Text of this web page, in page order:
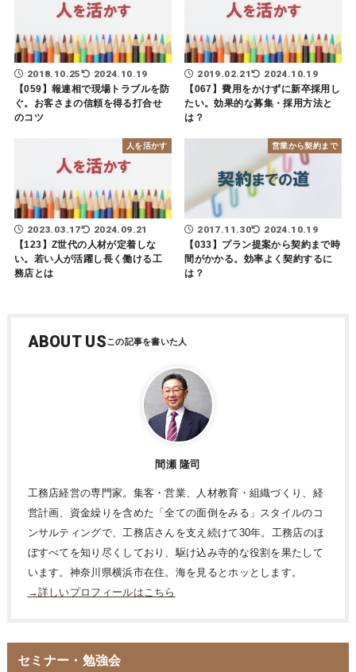
2018.10.25
2024.10.19
【059】報連相で現場トラブルを防
ぐ。お客さまの信頼を得る打合せ
のコツ
2019.02.21
2024.10.19
【067】費用をかけずに新卒採用し
たい。効果的な募集・採用方法と
は？
人を活かす
2023.03.17
2024.09.21
【123】Z世代の人材が定着しな
い。若い人が活躍し長く働ける工
務店とは
営業から契約まで
2017.11.30
2024.10.19
【033】プラン提案から契約まで時
間がかかる。効率よく契約するに
は？
ABOUT US
間瀬 隆司
工務店経営の専門家。集客・営業、人材教育・組織づくり、経
営計画、資金繰りを含めた「全ての面倒をみる」スタイルのコ
ンサルティングで、工務店さんを支え続けて30年。工務店のほ
ぼすべてを知り尽くしており、駆け込み寺的な役割を果たして
います。神奈川県横浜市在住。海を見るとホッとします。
→詳しいプロフィールはこちら
セミナー・勉強会